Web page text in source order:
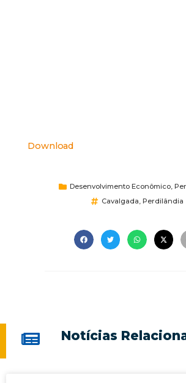
Download
Desenvolvimento Econômico,
Cavalgada, Perdilândia
Notícias